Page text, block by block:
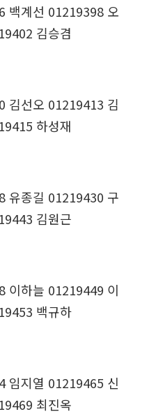
백계선 01219398 오
김승겸
김선오 01219413 김
하성재
유종길 01219430 구
김원근
이하늘 01219449 이
백규하
임지열 01219465 신
최진옥